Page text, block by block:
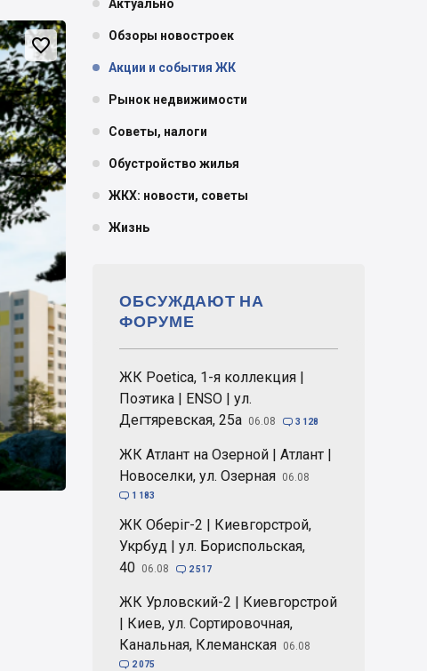

Актуально
Обзоры новостроек
Акции и события ЖК
Рынок недвижимости
Советы, налоги
Обустройство жилья
ЖКХ: новости, советы
Жизнь
ЖК Poetica, 1-я коллекция |
Поэтика | ENSO | ул.
Дегтяревская, 25а 06.08  3 128
ЖК Атлант на Озерной | Атлант |
Новоселки, ул. Озерная 06.08
 1 183
ЖК Оберіг-2 | Киевгорстрой,
Укрбуд | ул. Бориспольская,
40 06.08  2 517
ЖК Урловский-2 | Киевгорстрой
| Киев, ул. Сортировочная,
Канальная, Клеманская 06.08
 2 075
ОБСУЖДАЮТ НА
ФОРУМЕ